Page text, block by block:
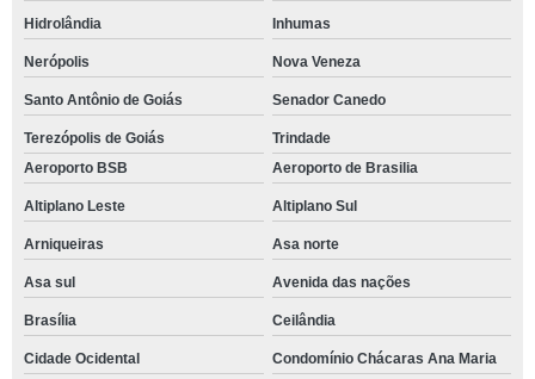
Hidrolândia Inhumas
Nerópolis Nova Veneza
Santo Antônio de Goiás Senador Canedo
Terezópolis de Goiás
Trindade
Aeroporto BSB
Aeroporto de Brasilia
Altiplano Leste Altiplano Sul
Arniqueiras Asa norte
Asa sul Avenida das nações
Brasília Ceilândia
Cidade Ocidental Condomínio Chácaras Ana Maria